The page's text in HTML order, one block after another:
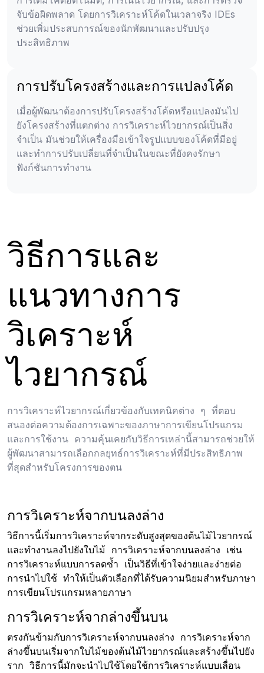
จับข้อผิดพลาด โดยการวิเคราะห์โค้ดในเวลาจริง IDEs
ช่วยเพิ่มประสบการณ์ของนักพัฒนาและปรับปรุง
ประสิทธิภาพ
การปรับโครงสร้างและการแปลงโค้ด
เมื่อผู้พัฒนาต้องการปรับโครงสร้างโค้ดหรือแปลงมันไป
ยังโครงสร้างที่แตกต่าง การวิเคราะห์ไวยากรณ์เป็นสิ่ง
จำเป็น มันช่วยให้เครื่องมือเข้าใจรูปแบบของโค้ดที่มีอยู่
และทำการปรับเปลี่ยนที่จำเป็นในขณะที่ยังคงรักษา
ฟังก์ชันการทำงาน
วิธีการและ
แนวทางการ
วิเคราะห์
ไวยากรณ์
การวิเคราะห์ไวยากรณ์เกี่ยวข้องกับเทคนิคต่าง ๆ ที่ตอบ
สนองต่อความต้องการเฉพาะของภาษาการเขียนโปรแกรม
และการใช้งาน ความคุ้นเคยกับวิธีการเหล่านี้สามารถช่วยให้
ผู้พัฒนาสามารถเลือกกลยุทธ์การวิเคราะห์ที่มีประสิทธิภาพ
ที่สุดสำหรับโครงการของตน
การวิเคราะห์จากบนลงล่าง
วิธีการนี้เริ่มการวิเคราะห์จากระดับสูงสุดของต้นไม้ไวยากรณ์
และทำงานลงไปยังใบไม้ การวิเคราะห์จากบนลงล่าง เช่น
การวิเคราะห์แบบการลดซ้ำ เป็นวิธีที่เข้าใจง่ายและง่ายต่อ
การนำไปใช้ ทำให้เป็นตัวเลือกที่ได้รับความนิยมสำหรับภาษา
การเขียนโปรแกรมหลายภาษา
การวิเคราะห์จากล่างขึ้นบน
ตรงกันข้ามกับการวิเคราะห์จากบนลงล่าง การวิเคราะห์จาก
ล่างขึ้นบนเริ่มจากใบไม้ของต้นไม้ไวยากรณ์และสร้างขึ้นไปยัง
ราก วิธีการนี้มักจะนำไปใช้โดยใช้การวิเคราะห์แบบเลื่อน